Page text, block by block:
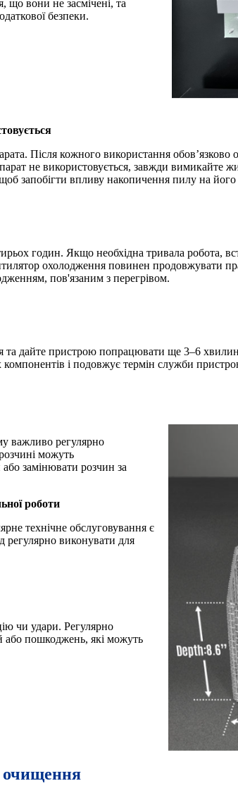
що вони не засмічені, та
безпеки.
Після кожного використання обов’язково
не використовується, завжди вимикайте
запобігти впливу накопичення пилу на його
годин. Якщо необхідна тривала робота,
охолодження повинен
пов'язаним з перегрівом.
дайте пристрою попрацювати ще 3–6
і подовжує термін служби
важливо регулярно
можуть
замінювати розчин за
роботи
технічне обслуговування є
регулярно виконувати для
чи удари. Регулярно
або пошкоджень, які можуть
очищення